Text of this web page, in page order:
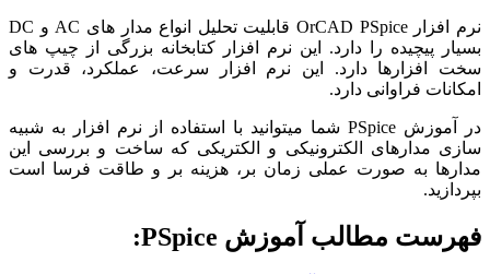
نرم افزار OrCAD PSpice قابلیت تحلیل انواع مدار های AC و DC
بسیار پیچیده را دارد. این نرم افزار کتابخانه بزرگی از چیپ های
سخت افزارها دارد. این نرم افزار سرعت، عملکرد، قدرت و
امکانات فراوانی دارد.
در آموزش PSpice شما میتوانید با استفاده از نرم افزار به شبیه
سازی مدارهای الکترونیکی و الکتریکی که ساخت و بررسی این
مدارها به صورت عملی زمان بر، هزینه بر و طاقت فرسا است
بپردازید.
فهرست مطالب آموزش PSpice: